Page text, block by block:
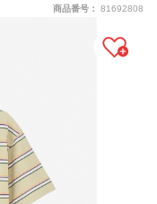
商品番号： 81692808